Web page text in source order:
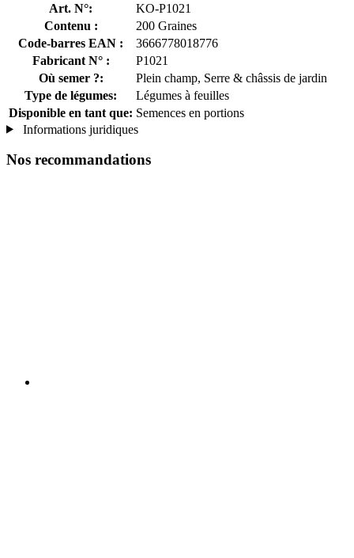
Art. N°:
KO-P1021
Contenu :
200 Graines
Code-barres EAN :
3666778018776
Fabricant N° :
P1021
Où semer ?:
Plein champ, Serre & châssis de jardin
Type de légumes:
Légumes à feuilles
Disponible en tant que: Semences en portions
Informations juridiques
Nos recommandations